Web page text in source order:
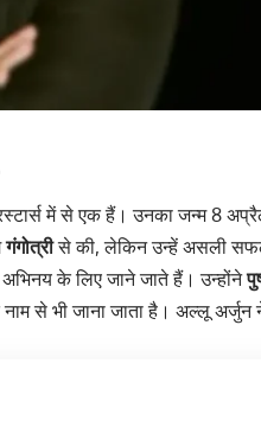
में से एक हैं। उनका जन्म 8
गंगोत्रीसे की, लेकिन उन्हें असली
के लिए जाने जाते हैं। उन्होंने
से भी जाना जाता है। अल्लू अर्जुन